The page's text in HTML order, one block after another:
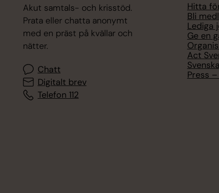
Akut samtals- och krisstöd.
Prata eller chatta anonymt
med en präst på kvällar och
nätter.
Chatt
Digitalt brev
Telefon 112
Hitta
Bli
Lediga
Ge en
Act
Press